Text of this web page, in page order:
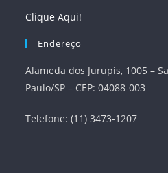
Clique Aqui!
Endereço
Alameda dos Jurupis, 1005 –
Paulo/SP – CEP: 04088-003
Telefone: (11) 3473-1207